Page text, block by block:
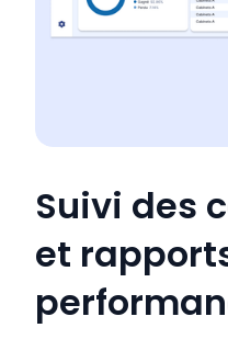
Suivi des
et